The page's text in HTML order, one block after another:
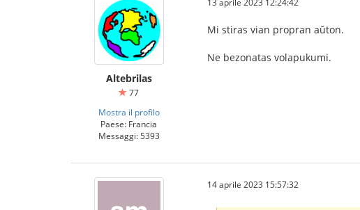
Altebrilas
77
Mostra il profilo
Paese: Francia
Messaggi: 5393
Mi stiras vian propran aŭton.
Ne bezonatas volapukumi.
14 aprile 2023 15:57:32